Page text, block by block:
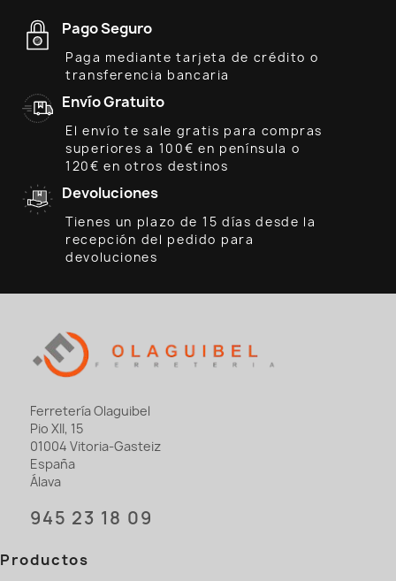
Pago Seguro
Paga mediante tarjeta de crédito o
transferencia bancaria
Envío Gratuito
El envío te sale gratis para compras
superiores a 100€ en península o
120€ en otros destinos
Devoluciones
Tienes un plazo de 15 días desde la
recepción del pedido para
devoluciones
Ferretería Olaguibel
Pio XII, 15
01004 Vitoria-Gasteiz
España
Álava
945 23 18 09
Productos